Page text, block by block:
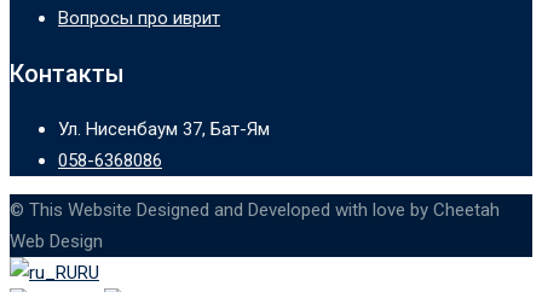
Вопросы про иврит
Контакты
Ул. Нисенбаум 37, Бат-Ям
058-6368086
© This Website Designed and Developed with love by Cheetah
Web Design
RU